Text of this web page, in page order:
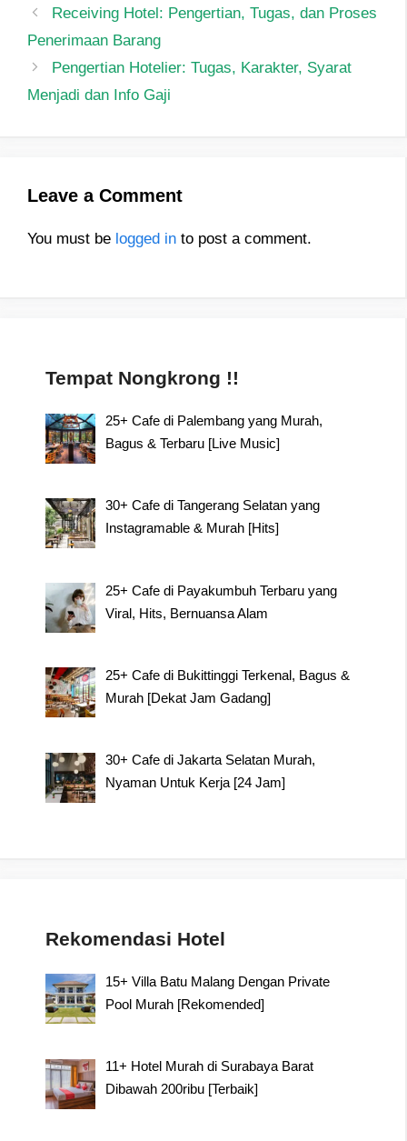
Post
navigation
Receiving Hotel: Pengertian, Tugas, dan Proses
Penerimaan Barang
Pengertian Hotelier: Tugas, Karakter, Syarat
Menjadi dan Info Gaji
Leave a Comment
You must be logged in to post a comment.
Tempat Nongkrong !!
25+ Cafe di Palembang yang Murah,
Bagus & Terbaru [Live Music]
30+ Cafe di Tangerang Selatan yang
Instagramable & Murah [Hits]
25+ Cafe di Payakumbuh Terbaru yang
Viral, Hits, Bernuansa Alam
25+ Cafe di Bukittinggi Terkenal, Bagus &
Murah [Dekat Jam Gadang]
30+ Cafe di Jakarta Selatan Murah,
Nyaman Untuk Kerja [24 Jam]
Rekomendasi Hotel
15+ Villa Batu Malang Dengan Private
Pool Murah [Rekomended]
11+ Hotel Murah di Surabaya Barat
Dibawah 200ribu [Terbaik]